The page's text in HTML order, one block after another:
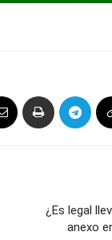
¿Es legal
anexo